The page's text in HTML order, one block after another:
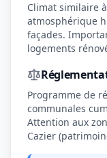
Climat similaire
atmosphérique
façades.
logements
Programme de
communales
Attention aux
Cazier